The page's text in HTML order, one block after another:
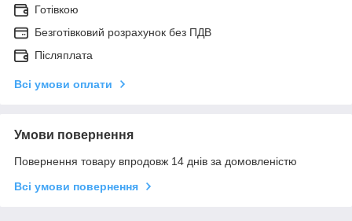
Готівкою
Безготівковий розрахунок без ПДВ
Післяплата
Всі умови оплати
Умови повернення
Повернення товару впродовж 14 днів за домовленістю
Всі умови повернення